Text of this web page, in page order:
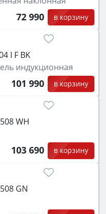
72 990 в корзину
I F BK
индукционная
101 990 в корзину
WH
103 690 в корзину
GN